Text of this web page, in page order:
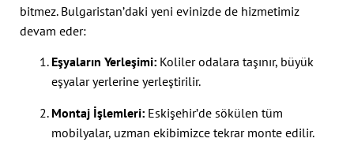
bitmez. Bulgaristan’daki yeni evinizde de hizmetimiz
devam eder:
Eşyaların Yerleşimi: Koliler odalara taşınır, büyük
eşyalar yerlerine yerleştirilir.
Montaj İşlemleri: Eskişehir’de sökülen tüm
mobilyalar, uzman ekibimizce tekrar monte edilir.